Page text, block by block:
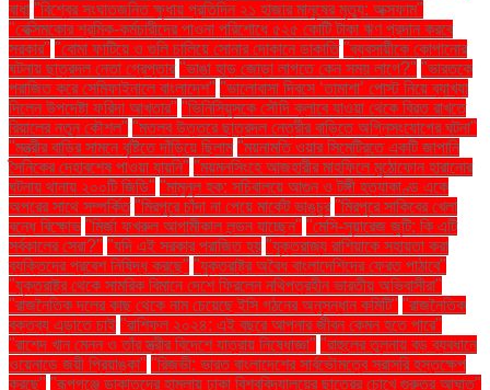
বাধা "বিশ্বের সংঘাতজনিত ক্ষুধায় প্রতিদিন ২১ হাজার মানুষের মৃত্যু: অক্সফাম"
"বেক্সিমকোর শ্রমিক-কর্মচারীদের পাওনা পরিশোধে ৫২৫ কোটি টাকা ঋণ প্রদান করবে
সরকার" "বোমা ফাটিয়ে ও গুলি চালিয়ে সোনার দোকানে ডাকাতি "ব্যবসায়ীকে কোপানোর
ঘটনায় ছাত্রদল নেতা গ্রেপ্তার "ভাঙা হাড় জোড়া লাগতে কেন সময় লাগে?" "ভারতকে
পরাজিত করে সেমিফাইনালে বাংলাদেশ" "ভালোবাসা দিবসে ‘তামাশা’ পোস্ট নিয়ে ব্যাখ্যা
দিলেন উপদেষ্টা ফরিদা আখতার" "ভিনিসিয়ুসকে সৌদি ক্লাবে যাওয়া থেকে বিরত রাখতে
রিয়ালের নতুন কৌশল" "মতলব উত্তরে ছাত্রদল নেত্রীর বাড়িতে অগ্নিসংযোগের ঘটনা"
"মন্ত্রীর বাড়ির সামনে বৃষ্টিতে দাঁড়িয়ে ছিলাম "ময়নামতি ওয়ার সিমেট্রিতে একটি জাপানি
সৈনিকের দেহাবশেষ পাওয়া যায়নি" "ময়মনসিংহে আজহারীর মাহফিলে মুঠোফোন হারানোর
ঘটনায় থানায় ২০০টি জিডি" "মামুনুল হক: সচিবালয়ে আগুন ও টঙ্গী হত্যাকাণ্ড একে
অপরের সাথে সম্পর্কিত "মিরপুরে চাঁদা না পেয়ে মার্কেট ভাঙচুর "মিরপুরে সাকিবের খেলা
বন্ধে বিক্ষোভ "মির্জা ফখরুল আগামীকাল লন্ডন যাচ্ছেন" "মেসি-সুয়ারেজ জুটি: কি এটি
সর্বকালের সেরা?" "যদি এই সরকার পরাজিত হয় "যুক্তরাজ্য রাশিয়াকে সহায়তা করা
ব্যক্তিদের প্রবেশ নিষিদ্ধ করছে" "যুক্তরাষ্ট্র অবৈধ বাংলাদেশিদের ফেরত পাঠাবে"
"যুক্তরাষ্ট্র থেকে সামরিক বিমানে দেশে ফিরলেন নথিপত্রহীন ভারতীয় অভিবাসীরা"
"রাজনৈতিক দলের কাছ থেকে নাম চেয়েছে ইসি গঠনের অনুসন্ধান কমিটি" "রাজনৈতিক
বক্তব্য এড়াতে চাই "রাশিফল ২০২৪: এই বছরে আপনার জীবন কেমন হতে পারে"
"রাশেদ খান মেনন ও তাঁর স্ত্রীর বিদেশে যাত্রায় নিষেধাজ্ঞা" "রাহুলের তুলনায় বড় ব্যবধানে
ওয়েনাডে জয়ী প্রিয়াঙ্কা" "রিজভী: ভারত বাংলাদেশের সার্বভৌমত্বে সরাসরি হস্তক্ষেপ
করছে" "রূপগঞ্জে ডাকাতদের হামলায় ঢাকা বিশ্ববিদ্যালয়ের ছাত্রের চোখে গুরুতর আঘাত"